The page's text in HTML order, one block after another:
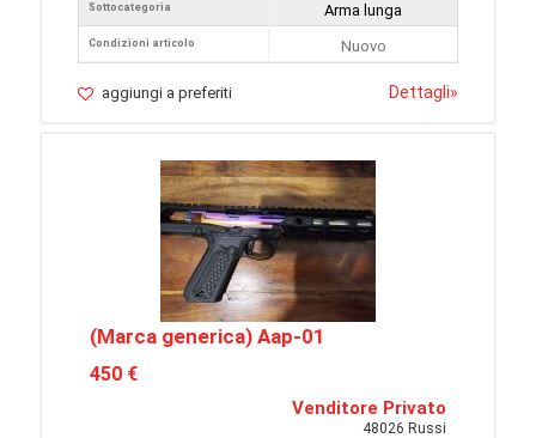
Sottocategoria
Condizioni articolo
Arma lunga
Nuovo
aggiungi a preferiti Dettagli»
(Marca generica) Aap-01
450 €
Venditore Privato
48026 Russi